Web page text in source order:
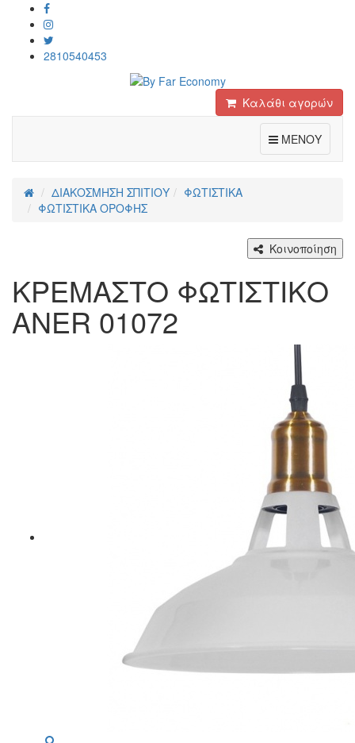
2810540453
Καλάθι αγορών
ΜΕΝΟΥ
ΔΙΑΚΟΣΜΗΣΗ ΣΠΙΤΙΟΥ
ΦΩΤΙΣΤΙΚΑ
ΦΩΤΙΣΤΙΚΑ ΟΡΟΦΗΣ
Κοινοποίηση
ΚΡΕΜΑΣΤΟ ΦΩΤΙΣΤΙΚΟ
ANER 01072